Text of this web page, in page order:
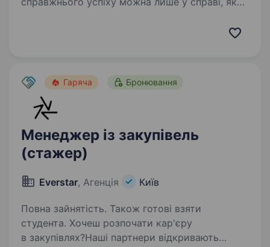
Гаряча Бронювання
Менеджер із закупівель
(стажер)
Everstar, Агенція Київ
Повна зайнятість. Також готові взяти
студента. Хочеш розпочати кар'єру
в закупівлях?Наші партнери відкривають